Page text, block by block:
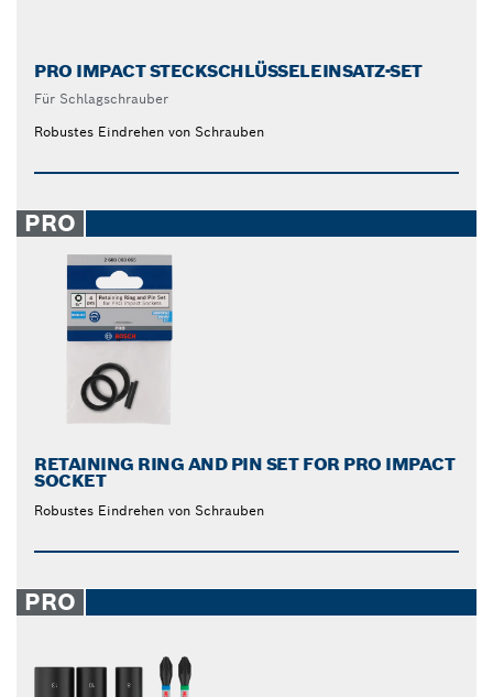
PRO IMPACT STECKSCHLÜSSELEINSATZ-SET
Für Schlagschrauber
Robustes Eindrehen von Schrauben
PRO
RETAINING RING AND PIN SET FOR PRO IMPACT
SOCKET
Robustes Eindrehen von Schrauben
PRO